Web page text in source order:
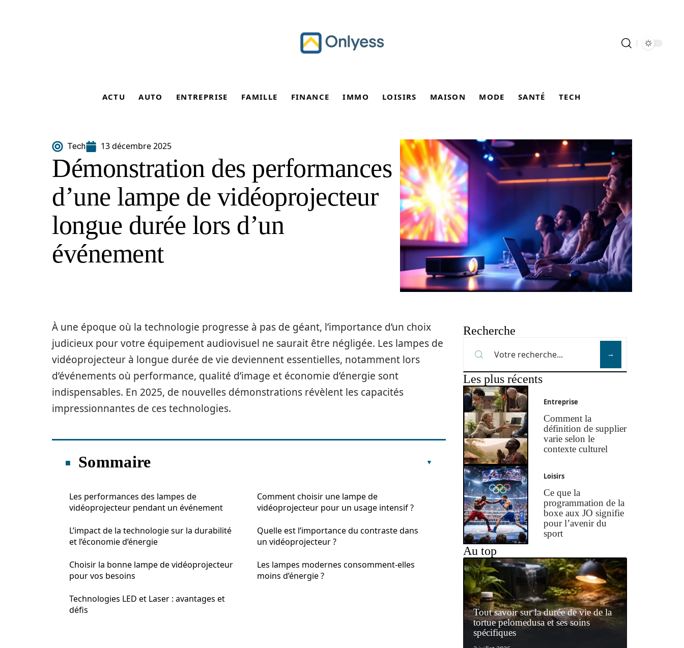
ACTU AUTO ENTREPRISE FAMILLE FINANCE IMMO LOISIRS MAISON MODE SANTÉ TECH
Tech 13 décembre 2025
Démonstration des performances
d’une lampe de vidéoprojecteur
longue durée lors d’un
événement
À une époque où la technologie progresse à pas de géant, l’importance d’un choix
judicieux pour votre équipement audiovisuel ne saurait être négligée. Les lampes de
vidéoprojecteur à longue durée de vie deviennent essentielles, notamment lors
d’événements où performance, qualité d’image et économie d’énergie sont
indispensables. En 2025, de nouvelles démonstrations révèlent les capacités
impressionnantes de ces technologies.
Sommaire
Les performances des lampes de
vidéoprojecteur pendant un événement
L’impact de la technologie sur la durabilité
et l’économie d’énergie
Choisir la bonne lampe de vidéoprojecteur
pour vos besoins
Technologies LED et Laser : avantages et
défis
Comment choisir une lampe de
vidéoprojecteur pour un usage intensif ?
Quelle est l’importance du contraste dans
un vidéoprojecteur ?
Les lampes modernes consomment-elles
moins d’énergie ?
Recherche
Les plus récents
Entreprise
Comment la
définition de supplier
varie selon le
contexte culturel
Loisirs
Ce que la
programmation de la
boxe aux JO signifie
pour l’avenir du
sport
Au top
Tout savoir sur la durée de vie de la
tortue pelomedusa et ses soins
spécifiques